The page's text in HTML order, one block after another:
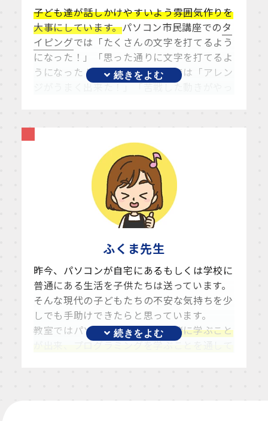
子ども達が話しかけやすいよう雰囲気作りを
大事にしています。パソコン市民講座でのタ
イピングでは「たくさんの文字を打てるよう
になった！」「思った通りに文字を打てるよ
うになった！」プログラミングでは「アレン
ジがうまく出来た！」「苦戦した動きがやっ
プログラミングに活かせて、
相乗効果が生ま
れていることに「学びが繋がっている！」
と、感じます。
どんどん成長していく姿は目を見張るものが
あります。大事なお子様の成長の一助となれ
ればうれしいです。
ふくま先生
昨今、パソコンが自宅にあるもしくは学校に
普通にある生活を子供たちは送っています。
そんな現代の子どもたちの不安な気持ちを少
しでも手助けできたらと思っています。
教室ではパソコンの基本から一緒に学ぶこと
が出来、プログラミングを学ぶことを通して
楽しく学んでいただけることが強みです。